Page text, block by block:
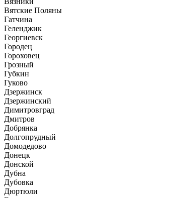
Вятские Поляны
Гатчина
Геленджик
Георгиевск
Городец
Гороховец
Грозный
Губкин
Гуково
Дзержинск
Дзержинский
Димитровград
Дмитров
Добрянка
Долгопрудный
Домодедово
Донецк
Донской
Дубна
Дубовка
Дюртюли